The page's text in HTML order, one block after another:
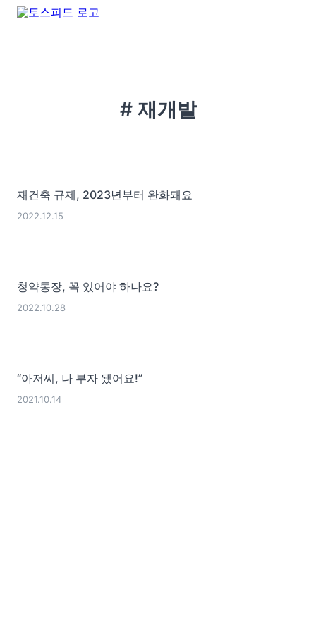
# 재개발
재건축 규제, 2023년부터 완화돼요
2022.12.15
청약통장, 꼭 있어야 하나요?
2022.10.28
“아저씨, 나 부자 됐어요!”
2021.10.14